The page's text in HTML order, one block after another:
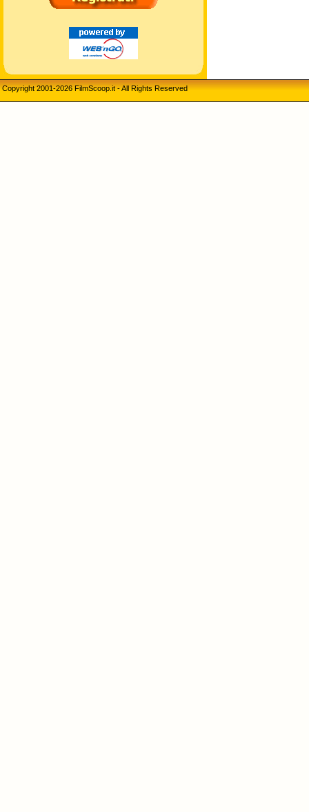
Copyright 2001-2026 FilmScoop.it - All Rights Reserved